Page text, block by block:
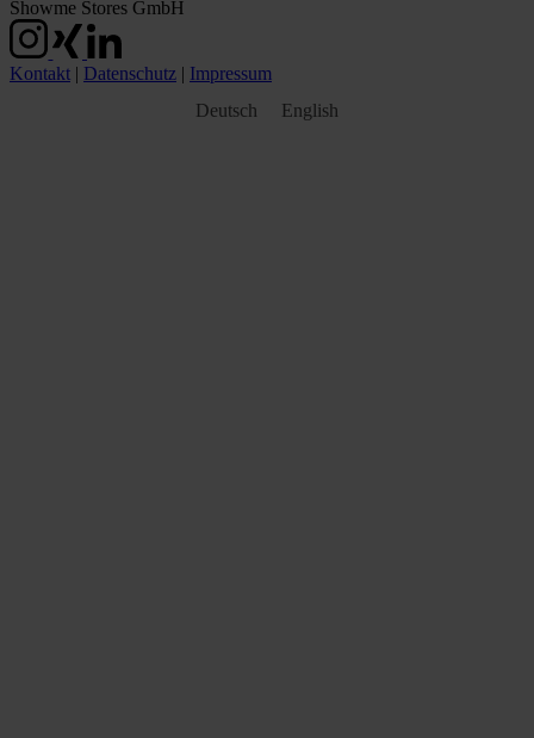
Showme Stores GmbH
Kontakt | Datenschutz | Impressum
Deutsch
English